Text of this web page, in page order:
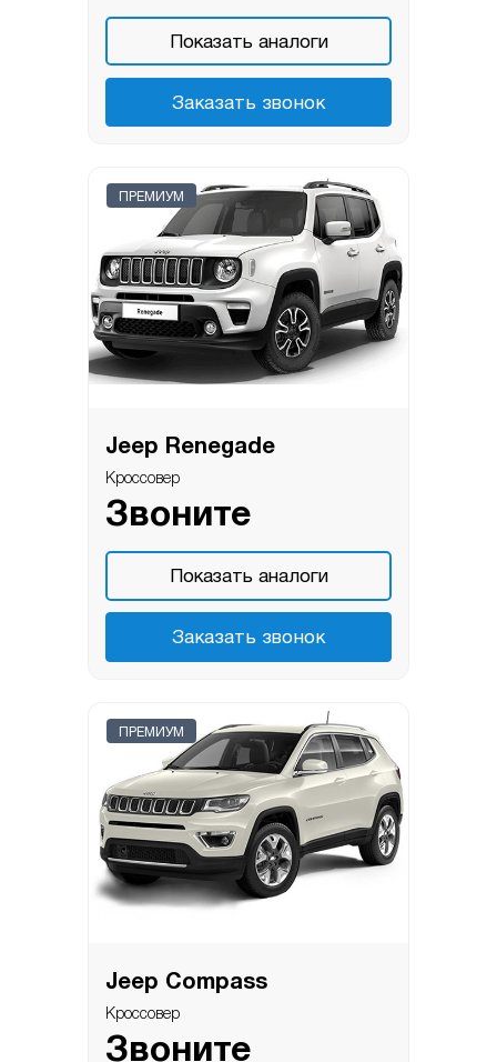
Показать аналоги
Заказать звонок
ПРЕМИУМ
Jeep Renegade
Кроссовер
Звоните
Показать аналоги
Заказать звонок
ПРЕМИУМ
Jeep Compass
Кроссовер
Звоните